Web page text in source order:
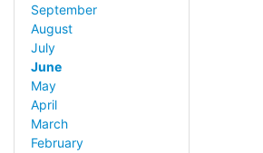
September
August
July
June
May
April
March
February